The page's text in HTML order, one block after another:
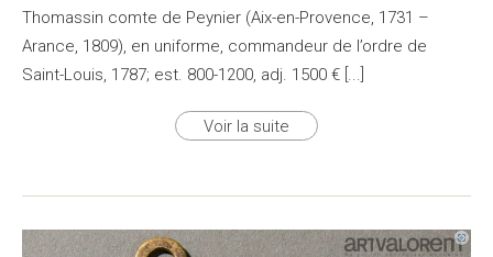
Thomassin comte de Peynier (Aix-en-Provence, 1731 –
Arance, 1809), en uniforme, commandeur de l’ordre de
Saint-Louis, 1787; est. 800-1200, adj. 1500 € [...]
Voir la suite